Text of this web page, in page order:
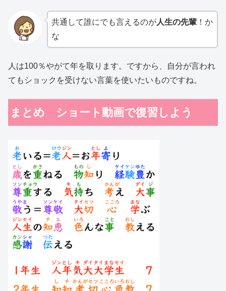
共通して誰にでも言えるのが人生の先輩！か
な
人は100％やがて年を取ります。ですから、自分が言われ
てもショックを受けない言葉を使いたいものですね。
まとめ ショート動画で復習しよう